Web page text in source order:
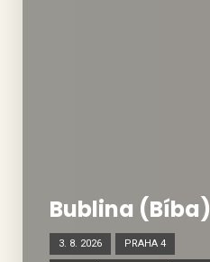
Bublina (Bíba)
3. 8. 2026 PRAHA 4